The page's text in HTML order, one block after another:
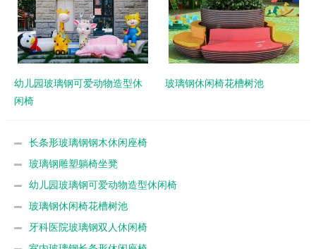
幼儿园玻璃钢可爱动物造型休
闲椅
玻璃钢休闲椅花槽树池
长条形玻璃钢钢木休闲座椅
玻璃钢雕塑躺椅坐凳
幼儿园玻璃钢可爱动物造型休闲椅
玻璃钢休闲椅花槽树池
牙科医院玻璃钢双人休闲椅